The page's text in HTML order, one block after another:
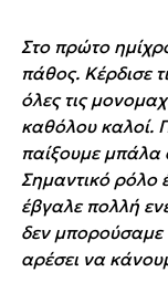
Στο πρώτο
πάθος. Κέρδισε
όλες τις
καθόλου καλοί.
παίξουμε μπάλα
Σημαντικό ρόλο
έβγαλε πολλή
δεν μπορούσαμε
αρέσει να